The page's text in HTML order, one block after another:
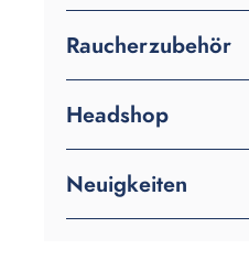
Raucherzubehör
Headshop
Neuigkeiten